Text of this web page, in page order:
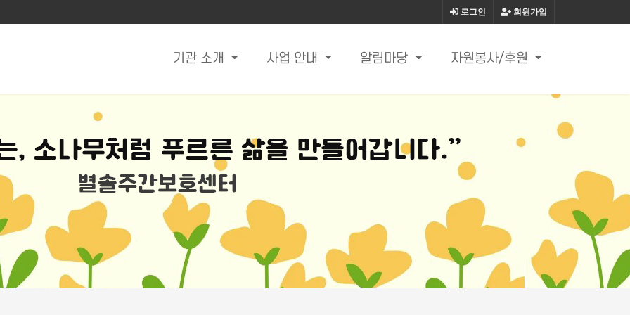
회원가입
로그인
기관 소개 사업 안내 알림마당 자원봉사/후원